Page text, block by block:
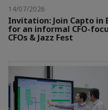
14/07/2026
Invitation: Join Capto in
for an informal CFO-
CFOs & Jazz Fest